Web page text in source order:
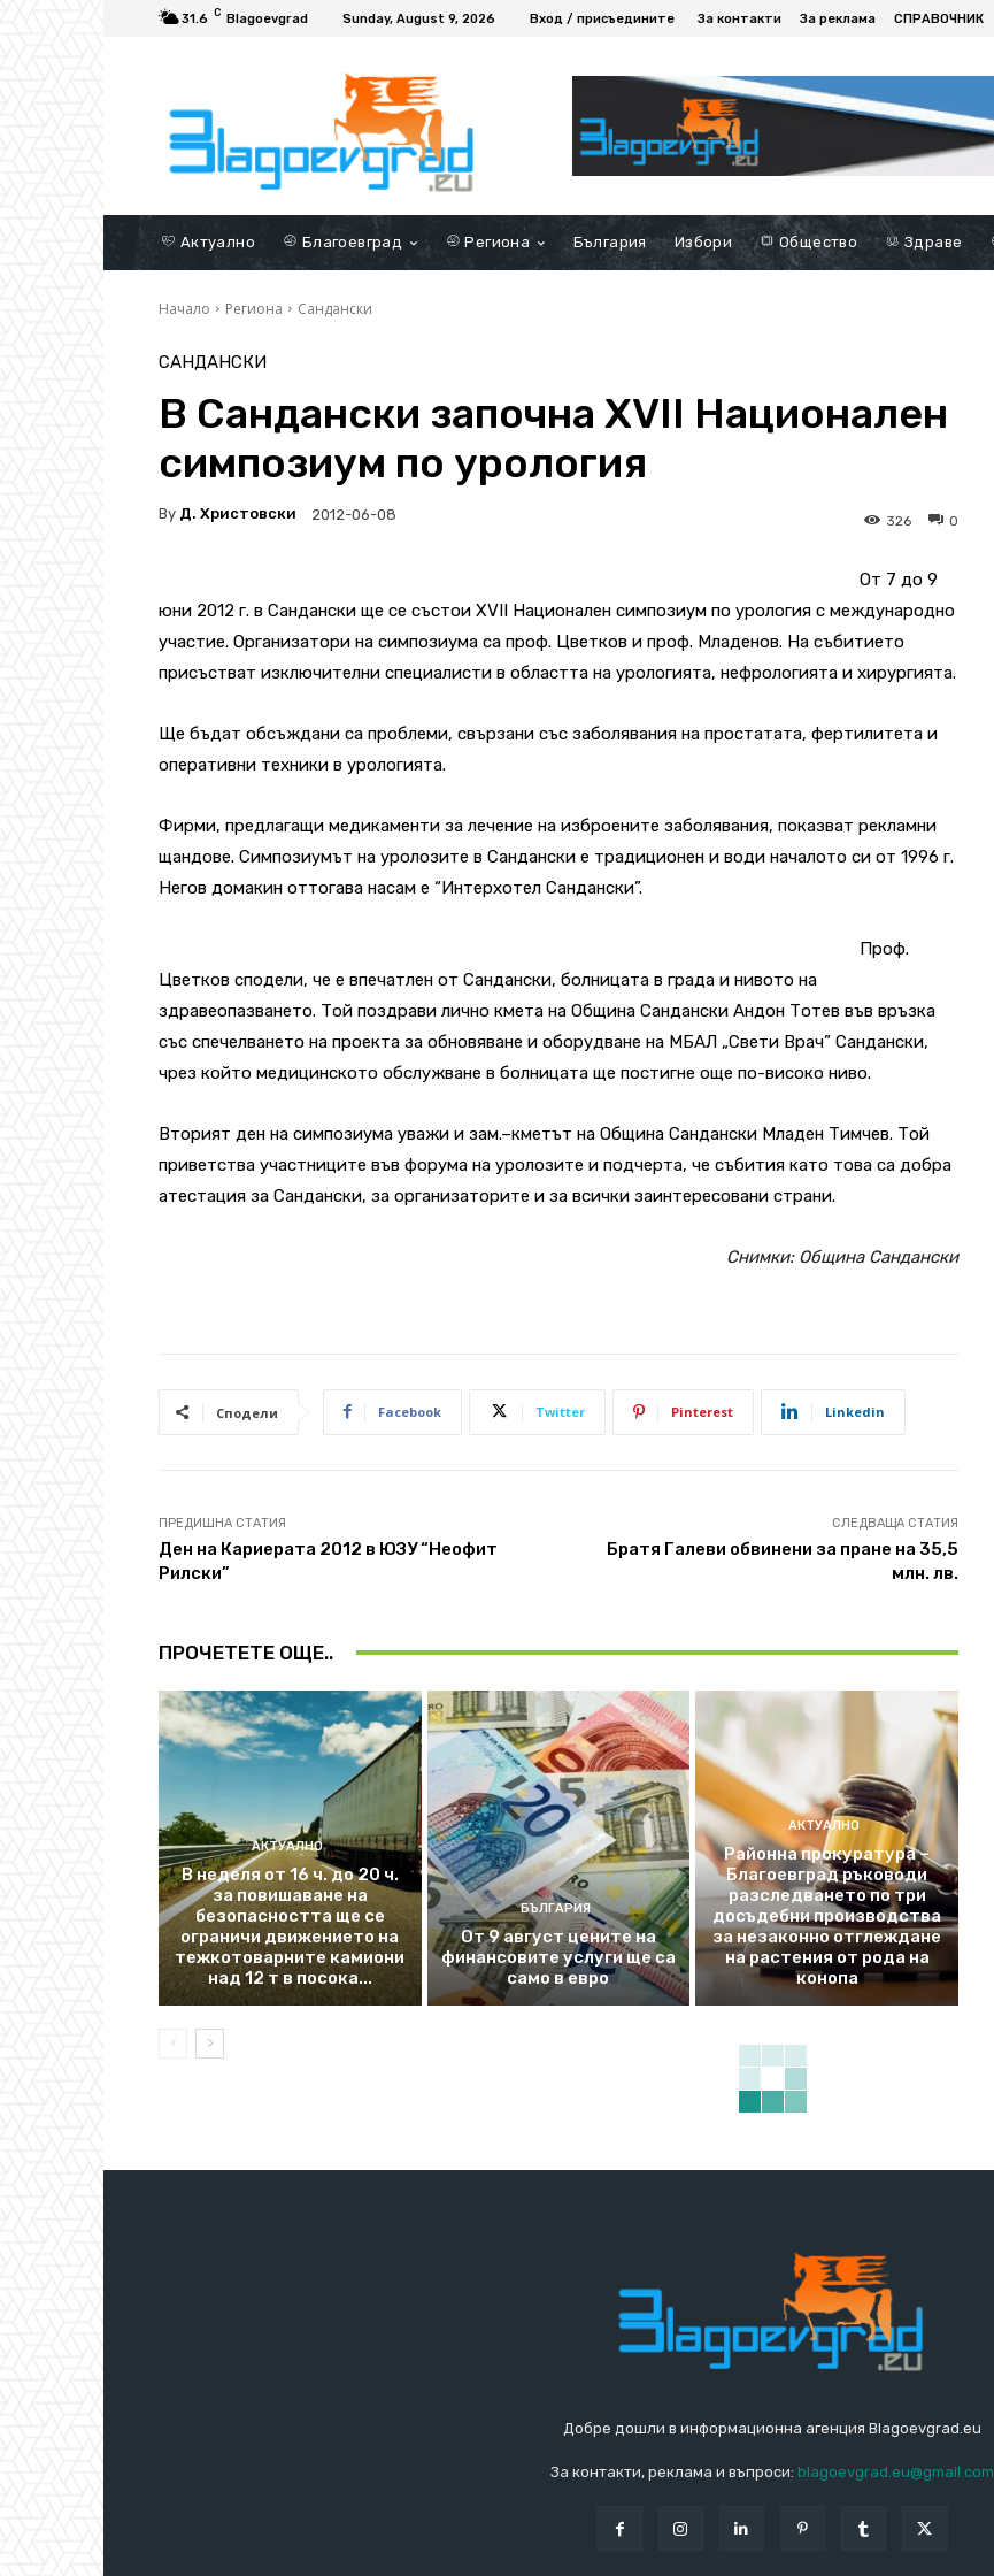
31.6 C Blagoevgrad Sunday, August 9, 2026 Вход / присъедините За контакти За реклама СПРАВОЧНИК
Актуално Благоевград Региона България Избори Общество Здраве
Начало Региона Сандански
САНДАНСКИ
В Сандански започна ХVII Национален
симпозиум по урология
By Д. Христовски 2012-06-08 0
326
От 7 до 9
юни 2012 г. в Сандански ще се състои ХVII Национален симпозиум по урология с международно
участие. Организатори на симпозиума са проф. Цветков и проф. Младенов. На събитието
присъстват изключителни специалисти в областта на урологията, нефрологията и хирургията.
Ще бъдат обсъждани са проблеми, свързани със заболявания на простатата, фертилитета и
оперативни техники в урологията.
Фирми, предлагащи медикаменти за лечение на изброените заболявания, показват рекламни
щандове. Симпозиумът на уролозите в Сандански е традиционен и води началото си от 1996 г.
Негов домакин оттогава насам е “Интерхотел Сандански”.
Проф.
Цветков сподели, че е впечатлен от Сандански, болницата в града и нивото на
здравеопазването. Той поздрави лично кмета на Община Сандански Андон Тотев във връзка
със спечелването на проекта за обновяване и оборудване на МБАЛ „Свети Врач” Сандански,
чрез който медицинското обслужване в болницата ще постигне още по-високо ниво.
Вторият ден на симпозиума уважи и зам.–кметът на Община Сандански Младен Тимчев. Той
приветства участниците във форума на уролозите и подчерта, че събития като това са добра
атестация за Сандански, за организаторите и за всички заинтересовани страни.
Снимки: Община Сандански
Сподели Facebook Twitter Pinterest Linkedin
ПРЕДИШНА СТАТИЯ
Ден на Кариерата 2012 в ЮЗУ “Неофит
Рилски”
СЛЕДВАЩА СТАТИЯ
Братя Галеви обвинени за пране на 35,5
млн. лв.
ПРОЧЕТЕТЕ ОЩЕ..
АКТУАЛНО
В неделя от 16 ч. до 20 ч.
за повишаване на
безопасността ще се
ограничи движението на
тежкотоварните камиони
над 12 т в посока...
БЪЛГАРИЯ
От 9 август цените на
финансовите услуги ще са
само в евро
АКТУАЛНО
Районна прокуратура –
Благоевград ръководи
разследването по три
досъдебни производства
за незаконно отглеждане
на растения от рода на
конопа
Добре дошли в информационна агенция Blagoevgrad.eu
За контакти, реклама и въпроси: blagoevgrad.eu@gmail.com